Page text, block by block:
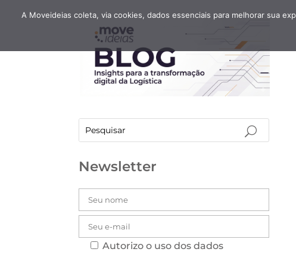
Newsletter
Autorizo o uso dos dados
A Moveideias coleta, via cookies, dados essenciais para melhorar sua